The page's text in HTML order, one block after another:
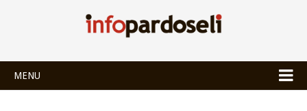
MENU